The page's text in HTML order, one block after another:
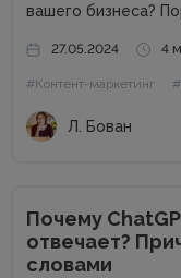
вашего бизнеса?
как выделиться
внимание к
27.05.2024 4
#Контент-маркетинг
Л. Бован
Почему
отвечает?
словами